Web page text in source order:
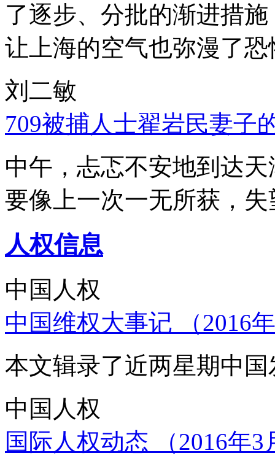
了逐步、分批的渐进措
让上海的空气也弥漫了
刘二敏
709被捕人士翟岩民妻子
中午，忐忑不安地到达
要像上一次一无所获，
人权信息
中国人权
中国维权大事记 （2016
本文辑录了近两星期中
中国人权
国际人权动态 （2016年